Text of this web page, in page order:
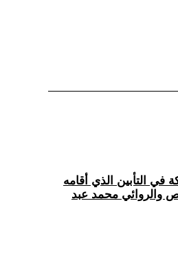
في التأبين الذي أقامه
والروائي محمد عبد